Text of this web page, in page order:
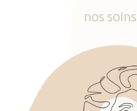
nos soins